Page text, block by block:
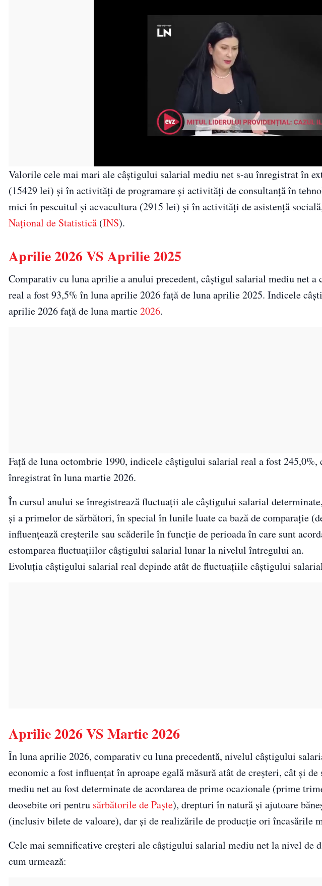
Valorile cele mai mari ale câştigului salarial mediu net s-au înregistrat în
(15429 lei) și în activităţi de programare și activități de consultanță în
mici în pescuitul şi acvacultura (2915 lei) și în activităţi de asistenţă
Național de Statistică (INS).
Aprilie 2026 VS Aprilie 2025
Comparativ cu luna aprilie a anului precedent, câştigul salarial mediu net
real a fost 93,5% în luna aprilie 2026 față de luna aprilie 2025. Indicele
aprilie 2026 față de luna martie2026.
Faţă de luna octombrie 1990, indicele câştigului salarial real a fost
înregistrat în luna martie 2026.
În cursul anului se înregistrează fluctuații ale câştigului salarial
şi a primelor de sărbători, în special în lunile luate ca bază de comparaţie
influenţează creșterile sau scăderile în funcţie de perioada în care sunt
estomparea fluctuațiilor câştigului salarial lunar la nivelul întregului an.
Evoluția câștigului salarial real depinde atât de fluctuațiile câștigului
Aprilie 2026 VS Martie 2026
În luna aprilie 2026, comparativ cu luna precedentă, nivelul câştigului
economic a fost influențat în aproape egală măsură atât de creşteri, cât și
mediu net au fost determinate de acordarea de prime ocazionale (prime
deosebite ori pentru sărbătorile de Paște), drepturi în natură şi ajutoare
(inclusiv bilete de valoare), dar și de realizările de producţie ori încasările
Cele mai semnificative creşteri ale câştigului salarial mediu net la nivel de
cum urmează: